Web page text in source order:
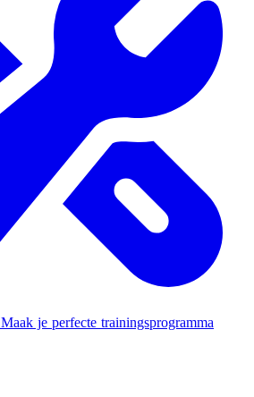
Maak je perfecte trainingsprogramma